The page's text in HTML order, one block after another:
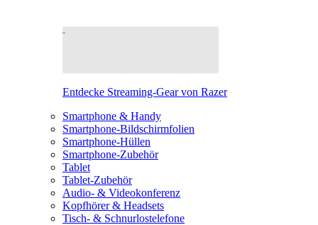
Entdecke Streaming-Gear von Razer
Smartphone & Handy
Smartphone-Bildschirmfolien
Smartphone-Hüllen
Smartphone-Zubehör
Tablet
Tablet-Zubehör
Audio- & Videokonferenz
Kopfhörer & Headsets
Tisch- & Schnurlostelefone